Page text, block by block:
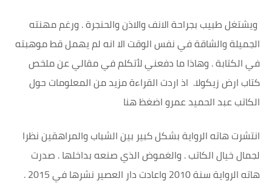
ويشتغل طبيب بجراحة الانف والاذن والحنجرة . ورغم مهنته
الجميلة والشاقة في نفس الوقت الا انه لم يهمل قط موهبته
في الكتابة . وهاذا ما دفعني لأتكلم في مقالي عن ملخص
كتاب ارض زيكولا. اذ اردت القراءة مزيد من المعلومات حول
الكاتب عبد الحميد عمرو اضغظ هنا
انتشرت هاته الرواية بشكل كبير بين الشباب والمراهقين نظرا
لجمال خيال الكاتب . والغموض الذي صنعه بداخلها . صدرت
هاته الرواية سنة 2010 واعادت دار العصير نشرها في 2015 .